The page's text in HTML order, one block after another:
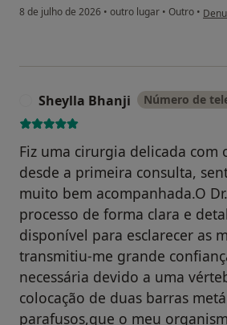
8 de julho de 2026 • outro lugar • Outro • na
Sheylla Bhanji Número de
Fiz uma cirurgia delicada com
desde a primeira consulta,
muito bem acompanhada.O
processo de forma clara e
disponível para esclarecer as
transmitiu-me grande
necessária devido a uma
colocação de duas barras
parafusos,que o meu